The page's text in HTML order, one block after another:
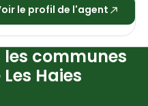
le profil de l'agent
communes
Haies